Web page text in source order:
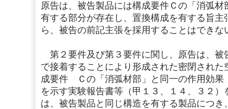
原告は、被告製品には構成要件Ｃの「消弧
有する部分が存在し、置換構成を有する旨主
ら、被告の前記主張を採用することはできな
第２要件及び第３要件に関し、原告は、被
で接着することにより形成された密閉され
成要件 Ｃの「消弧材部」と同一の作用効果
を示す実験報告書等（甲１３、１４、３２
は、被告製品と同じ構造を有する製品につ